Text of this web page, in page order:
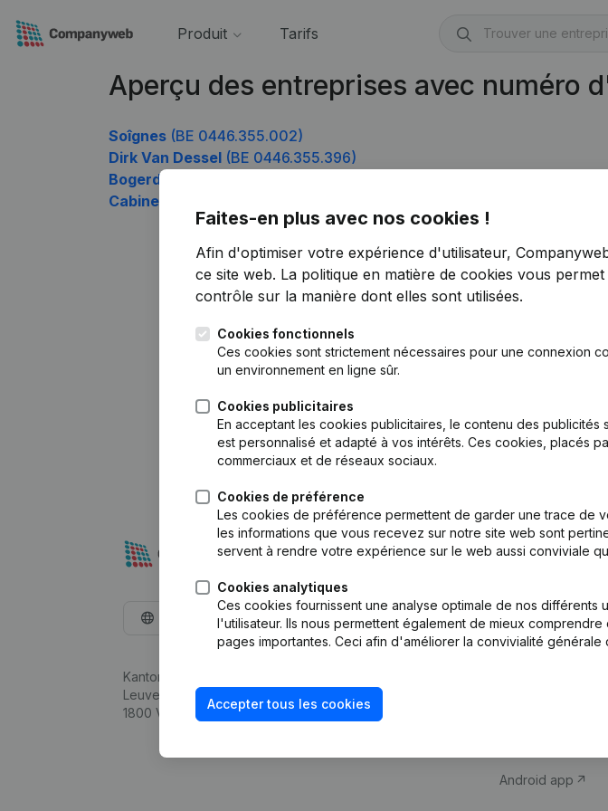
Produit Tarifs
Aperçu des entreprises avec numéro
Soîgnes (BE 0446.355.002)
Dirk Van Dessel (BE 0446.355.396)
Bogerd Martin
Cabinet De Revalidation De L'appareil Locomoteur
Faites-en plus avec nos cookies !
Afin d'optimiser votre expérience d'utilisateur,
ce site web. La politique en matière de cookies vous permet
contrôle sur la manière dont elles sont utilisées.
Cookies fonctionnels
Ces cookies sont strictement nécessaires pour une connexion
un environnement en ligne sûr.
Cookies publicitaires
En acceptant les cookies publicitaires, le contenu des publicités
est personnalisé et adapté à vos intérêts. Ces cookies, placés
commerciaux et de réseaux sociaux.
Cookies de préférence
Les cookies de préférence permettent de garder une trace de
les informations que vous recevez sur notre site web sont
servent à rendre votre expérience sur le web aussi conviviale
Cookies analytiques
Ces cookies fournissent une analyse optimale de nos
l'utilisateur. Ils nous permettent également de mieux
pages importantes. Ceci afin d'améliorer la convivialité générale
Accepter tous les cookies
Français
Kantorenpark Everest
Leuvensesteenweg 248D,
1800 Vilvoorde
Produit
d’entreprise
Monitoring
Android app